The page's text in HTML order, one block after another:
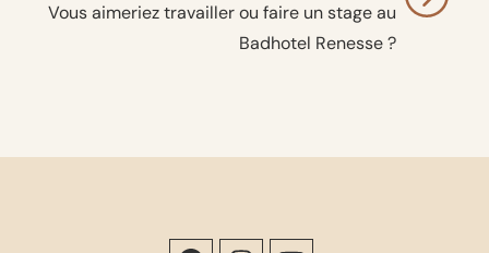
Vous aimeriez travailler ou faire un stage au
Badhotel Renesse ?